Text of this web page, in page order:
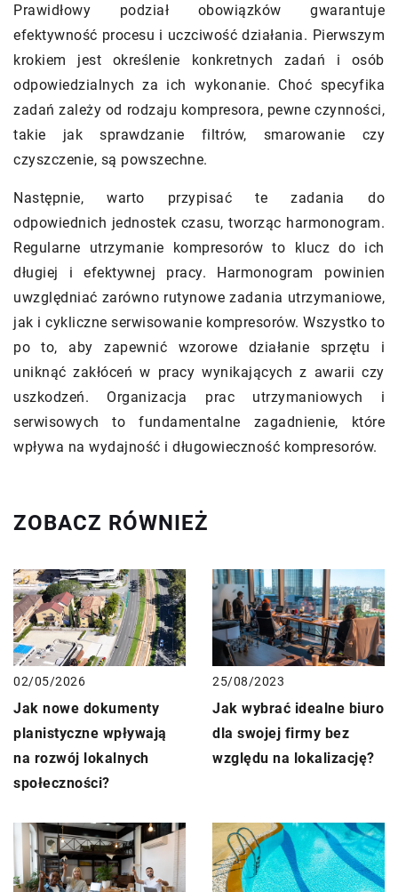
Prawidłowy podział obowiązków gwarantuje
efektywność procesu i uczciwość działania. Pierwszym
krokiem jest określenie konkretnych zadań i osób
odpowiedzialnych za ich wykonanie. Choć specyfika
zadań zależy od rodzaju kompresora, pewne czynności,
takie jak sprawdzanie filtrów, smarowanie czy
czyszczenie, są powszechne.
Następnie, warto przypisać te zadania do
odpowiednich jednostek czasu, tworząc harmonogram.
Regularne utrzymanie kompresorów to klucz do ich
długiej i efektywnej pracy. Harmonogram powinien
uwzględniać zarówno rutynowe zadania utrzymaniowe,
jak i cykliczne serwisowanie kompresorów. Wszystko to
po to, aby zapewnić wzorowe działanie sprzętu i
uniknąć zakłóceń w pracy wynikających z awarii czy
uszkodzeń. Organizacja prac utrzymaniowych i
serwisowych to fundamentalne zagadnienie, które
wpływa na wydajność i długowieczność kompresorów.
ZOBACZ RÓWNIEŻ
02/05/2026
Jak nowe dokumenty
planistyczne wpływają
na rozwój lokalnych
społeczności?
25/08/2023
Jak wybrać idealne biuro
dla swojej firmy bez
względu na lokalizację?